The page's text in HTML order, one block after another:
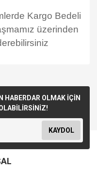
Kargo Bedeli
üzerinden
HABERDAR OLMAK İÇİN
KAYDOL